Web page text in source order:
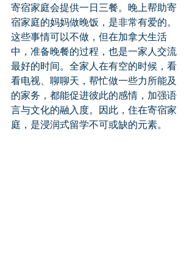
寄宿家庭会提供一日三餐。晚上帮助寄
宿家庭的妈妈做晚饭，是非常有爱的。
这些事情可以不做，但在加拿大生活
中，准备晚餐的过程，也是一家人交流
最好的时间。全家人在有空的时候，看
看电视、聊聊天，帮忙做一些力所能及
的家务，都能促进彼此的感情，加强语
言与文化的融入度。因此，住在寄宿家
庭，是浸润式留学不可或缺的元素。